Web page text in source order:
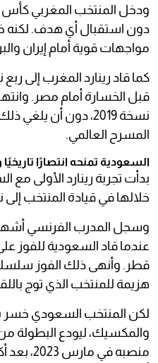
ودخل المنتخب المغربي كأس
دون استقبال أي هدف. لكنه
مواجهات قوية أمام إيران
قبل الخسارة أمام مصر.
نسخة 2019، دون أن
المسرح العالمي.
السعودية تمنحه انتصارًا
خلالها في قيادة المنتخب إلى
وسجل المدرب الفرنسي أشهر
هزيمة للمنتخب الذي توج
لكن المنتخب السعودي خسر
والمكسيك، ليودع البطولة
منصبه في